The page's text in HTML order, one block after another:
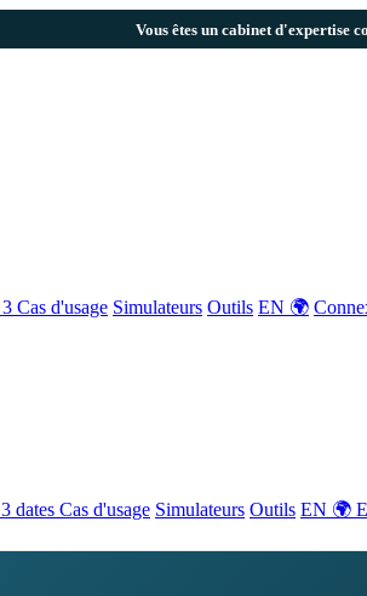
Vous êtes un cabinet d'expertise
3 Cas d'usage Simulateurs Outils EN 🌍
3 dates Cas d'usage Simulateurs Outils EN 🌍